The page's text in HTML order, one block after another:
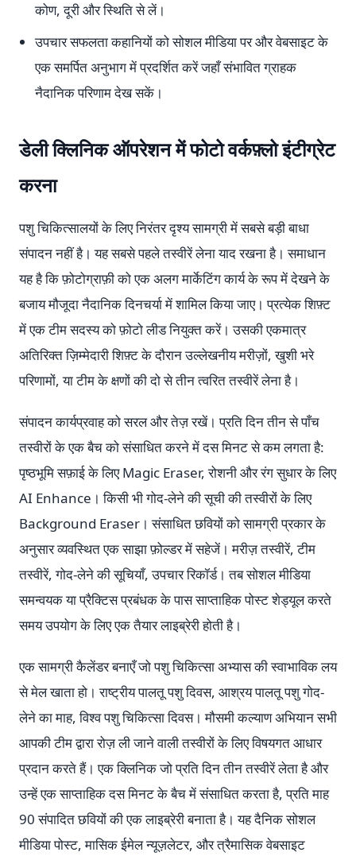
कोण, दूरी और स्थिति से लें।
उपचार सफलता कहानियों को सोशल मीडिया पर और वेबसाइट के
एक समर्पित अनुभाग में प्रदर्शित करें जहाँ संभावित ग्राहक
नैदानिक परिणाम देख सकें।
डेली क्लिनिक ऑपरेशन में फोटो वर्कफ़्लो इंटीग्रेट
करना
पशु चिकित्सालयों के लिए निरंतर दृश्य सामग्री में सबसे बड़ी बाधा
संपादन नहीं है। यह सबसे पहले तस्वीरें लेना याद रखना है। समाधान
यह है कि फ़ोटोग्राफ़ी को एक अलग मार्केटिंग कार्य के रूप में देखने के
बजाय मौजूदा नैदानिक दिनचर्या में शामिल किया जाए। प्रत्येक शिफ़्ट
में एक टीम सदस्य को फ़ोटो लीड नियुक्त करें। उसकी एकमात्र
अतिरिक्त ज़िम्मेदारी शिफ़्ट के दौरान उल्लेखनीय मरीज़ों, खुशी भरे
परिणामों, या टीम के क्षणों की दो से तीन त्वरित तस्वीरें लेना है।
संपादन कार्यप्रवाह को सरल और तेज़ रखें। प्रति दिन तीन से पाँच
तस्वीरों के एक बैच को संसाधित करने में दस मिनट से कम लगता है:
पृष्ठभूमि सफ़ाई के लिए Magic Eraser, रोशनी और रंग सुधार के लिए
AI Enhance। किसी भी गोद-लेने की सूची की तस्वीरों के लिए
Background Eraser। संसाधित छवियों को सामग्री प्रकार के
अनुसार व्यवस्थित एक साझा फ़ोल्डर में सहेजें। मरीज़ तस्वीरें, टीम
तस्वीरें, गोद-लेने की सूचियाँ, उपचार रिकॉर्ड। तब सोशल मीडिया
समन्वयक या प्रैक्टिस प्रबंधक के पास साप्ताहिक पोस्ट शेड्यूल करते
समय उपयोग के लिए एक तैयार लाइब्रेरी होती है।
एक सामग्री कैलेंडर बनाएँ जो पशु चिकित्सा अभ्यास की स्वाभाविक लय
से मेल खाता हो। राष्ट्रीय पालतू पशु दिवस, आश्रय पालतू पशु गोद-
लेने का माह, विश्व पशु चिकित्सा दिवस। मौसमी कल्याण अभियान सभी
आपकी टीम द्वारा रोज़ ली जाने वाली तस्वीरों के लिए विषयगत आधार
प्रदान करते हैं। एक क्लिनिक जो प्रति दिन तीन तस्वीरें लेता है और
उन्हें एक साप्ताहिक दस मिनट के बैच में संसाधित करता है, प्रति माह
90 संपादित छवियों की एक लाइब्रेरी बनाता है। यह दैनिक सोशल
मीडिया पोस्ट, मासिक ईमेल न्यूज़लेटर, और त्रैमासिक वेबसाइट